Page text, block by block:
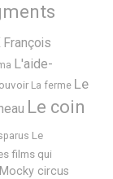
François
L'aide-
La ferme Le
Le coin
Le
films qui
Mocky circus